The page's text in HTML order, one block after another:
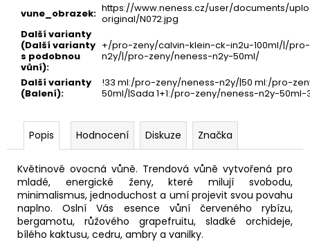
vune_obrazek: https://www.neness.cz/user/documents/
original/N072.jpg
Další varianty
(Další varianty
s podobnou
vůní):
+/pro-zeny/calvin-klein-ck-in2u-100ml/|/
n2y/|/pro-zeny/neness-n2y-50ml/
Další varianty
(Balení):
!33 ml:/pro-zeny/neness-n2y/|50 ml:/pro-
50ml/|Sada 1+1:/pro-zeny/neness-n2y-50ml-
Popis Hodnocení Diskuze Značka
Květinově ovocná vůně. Trendová vůně vytvořená pro
mladé, energické ženy, které milují svobodu,
minimalismus, jednoduchost a umí projevit svou povahu
naplno. Oslní Vás esence vůní červeného rybízu,
bergamotu, růžového grapefruitu, sladké orchideje,
bílého kaktusu, cedru, ambry a vanilky.